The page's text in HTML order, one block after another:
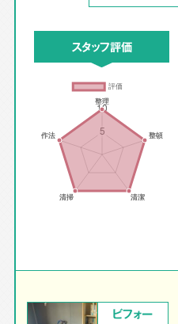
スタッフ評価
ビフォー